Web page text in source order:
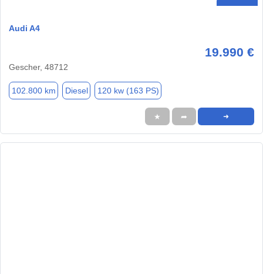
Audi A4
19.990 €
Gescher, 48712
102.800 km Diesel 120 kw (163 PS)
★ ➦ ➜